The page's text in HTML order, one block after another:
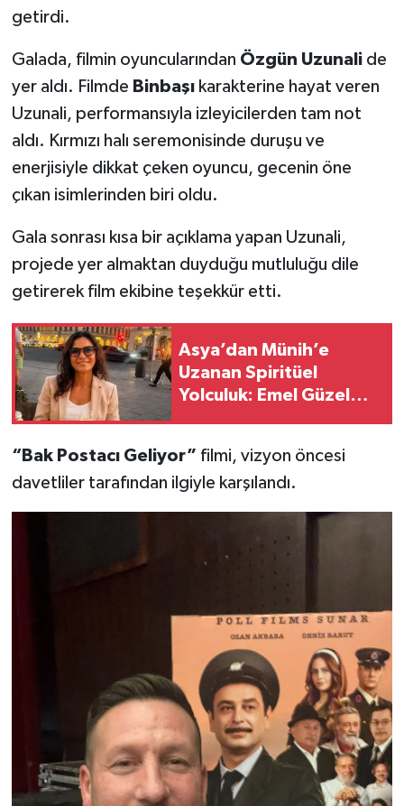
getirdi.
Galada, filmin oyuncularından Özgün Uzunalide
yer aldı. Filmde Binbaşıkarakterine hayat veren
Uzunali, performansıyla izleyicilerden tam not
aldı. Kırmızı halı seremonisinde duruşu ve
enerjisiyle dikkat çeken oyuncu, gecenin öne
çıkan isimlerinden biri oldu.
Gala sonrası kısa bir açıklama yapan Uzunali,
projede yer almaktan duyduğu mutluluğu dile
getirerek film ekibine teşekkür etti.
Asya’dan Münih’e
Uzanan Spiritüel
Yolculuk: Emel Güzel
“Bak Postacı Geliyor” filmi, vizyon öncesi
davetliler tarafından ilgiyle karşılandı.